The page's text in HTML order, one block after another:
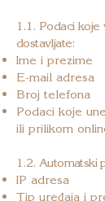
1.1. Podaci
dostavljate:
Ime i prezime
E-mail adresa
Broj telefona
Podaci koje
ili prilikom
1.2. Automatski
IP adresa
Tip uređaja i